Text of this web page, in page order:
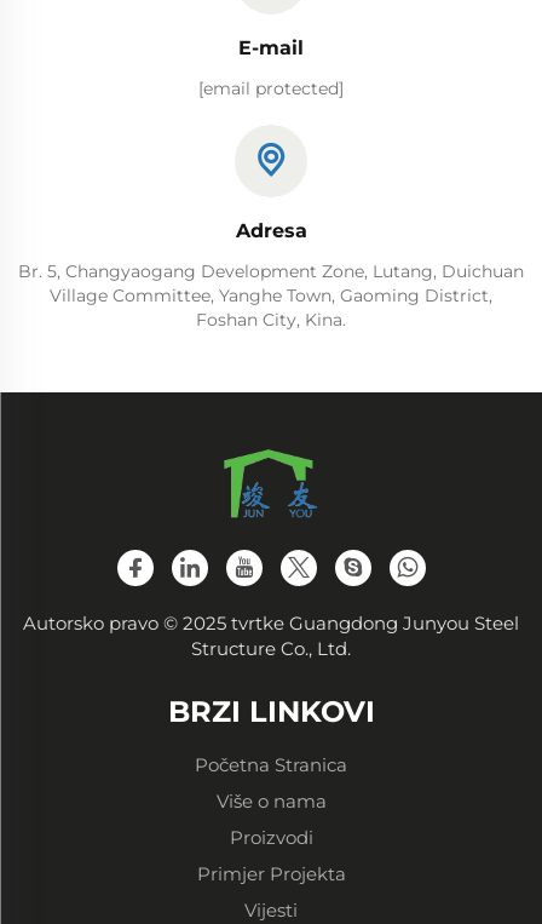
E-mail
[email protected]
Adresa
Br. 5, Changyaogang Development Zone, Lutang, Duichuan
Village Committee, Yanghe Town, Gaoming District,
Foshan City, Kina.
Autorsko pravo © 2025 tvrtke Guangdong Junyou Steel
Structure Co., Ltd.
BRZI LINKOVI
Početna Stranica
Više o nama
Proizvodi
Primjer Projekta
Vijesti